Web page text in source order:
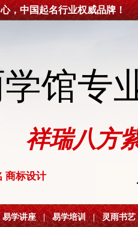
，中国起名行业权威品牌！
馆专
祥瑞八方
商标设计
易学讲座 | 易学培训 | 灵雨书艺